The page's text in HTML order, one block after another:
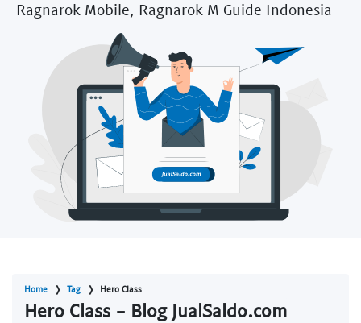
Ragnarok Mobile, Ragnarok M Guide Indonesia
Home Tag Hero Class
Hero Class - Blog JualSaldo.com